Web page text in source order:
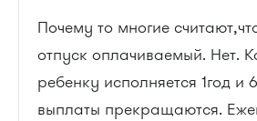
Почему то многие
отпуск оплачиваемый. Нет.
ребенку исполняется 1год и
выплаты прекращаются.